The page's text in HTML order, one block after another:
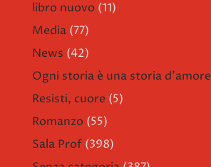
libro nuovo (11)
Media (77)
News (42)
Ogni storia è una storia d'amore
Resisti, cuore (5)
Romanzo (55)
Sala Prof (398)